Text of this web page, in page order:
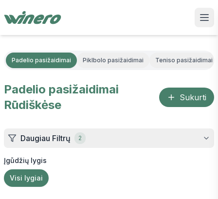
Padelio pasižaidimai Piklbolo pasižaidimai Teniso pasižaidimai
Padelio pasižaidimai
Rūdiškėse
Sukurti
Daugiau Filtrų 2
Įgūdžių lygis
Visi lygiai